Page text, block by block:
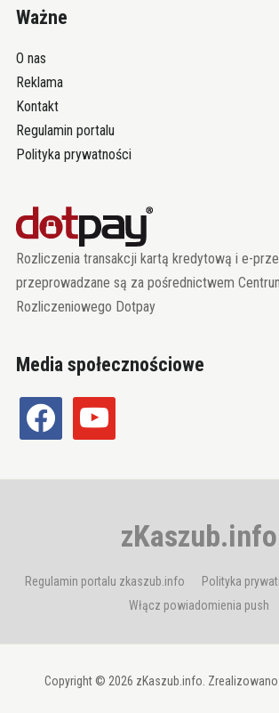
Ważne
O nas
Reklama
Kontakt
Regulamin portalu
Polityka prywatności
Rozliczenia transakcji kartą kredytową i e-
przeprowadzane są za pośrednictwem
Rozliczeniowego Dotpay
Media społecznościowe
facebook youtube
zKaszub.info
Regulamin portalu zkaszub.info Polityka
Włącz powiadomienia push
Copyright © 2026 zKaszub.info.